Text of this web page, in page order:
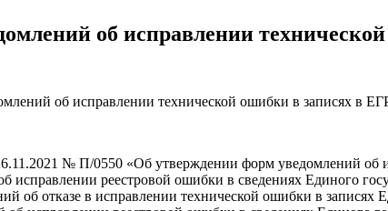
об исправлении
об исправлении технической ошибки в записях в
№ П/0550 «Об утверждении форм уведомлений об
исправлении реестровой ошибки в сведениях Единого
об отказе в исправлении технической ошибки в записях